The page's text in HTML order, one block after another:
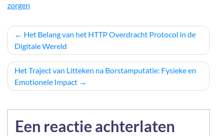
zorgen
Berichtnavigatie
Het Belang van het HTTP Overdracht Protocol in de
Digitale Wereld
Het Traject van Litteken na Borstamputatie: Fysieke en
Emotionele Impact
Een reactie achterlaten